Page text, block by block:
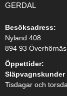
GERDAL
Besöksadress:
Nyland 408
894 93 Överhörnäs
Öppettider:
Släpvagnskunder
Tisdagar och